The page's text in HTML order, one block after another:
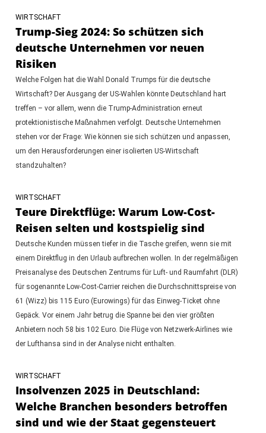
WIRTSCHAFT
Trump-Sieg 2024: So schützen sich
deutsche Unternehmen vor neuen
Risiken
Welche Folgen hat die Wahl Donald Trumps für die deutsche
Wirtschaft? Der Ausgang der US-Wahlen könnte Deutschland hart
treffen – vor allem, wenn die Trump-Administration erneut
protektionistische Maßnahmen verfolgt. Deutsche Unternehmen
stehen vor der Frage: Wie können sie sich schützen und anpassen,
um den Herausforderungen einer isolierten US-Wirtschaft
standzuhalten?
WIRTSCHAFT
Teure Direktflüge: Warum Low-Cost-
Reisen selten und kostspielig sind
Deutsche Kunden müssen tiefer in die Tasche greifen, wenn sie mit
einem Direktflug in den Urlaub aufbrechen wollen. In der regelmäßigen
Preisanalyse des Deutschen Zentrums für Luft- und Raumfahrt (DLR)
für sogenannte Low-Cost-Carrier reichen die Durchschnittspreise von
61 (Wizz) bis 115 Euro (Eurowings) für das Einweg-Ticket ohne
Gepäck. Vor einem Jahr betrug die Spanne bei den vier größten
Anbietern noch 58 bis 102 Euro. Die Flüge von Netzwerk-Airlines wie
der Lufthansa sind in der Analyse nicht enthalten.
WIRTSCHAFT
Insolvenzen 2025 in Deutschland:
Welche Branchen besonders betroffen
sind und wie der Staat gegensteuert